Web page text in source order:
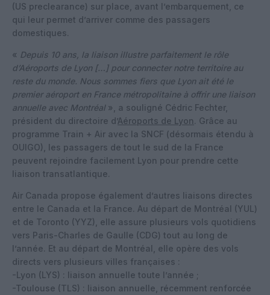
(US preclearance) sur place, avant l’embarquement, ce
qui leur permet d’arriver comme des passagers
domestiques.
« Depuis 10 ans, la liaison illustre parfaitement le rôle
d’Aéroports de Lyon […] pour connecter notre territoire au
reste du monde. Nous sommes fiers que Lyon ait été le
premier aéroport en France métropolitaine à offrir une liaison
annuelle avec Montréal», a souligné Cédric Fechter,
président du directoire d’Aéroports de Lyon. Grâce au
programme Train + Air avec la SNCF (désormais étendu à
OUIGO), les passagers de tout le sud de la France
peuvent rejoindre facilement Lyon pour prendre cette
liaison transatlantique.
Air Canada propose également d’autres liaisons directes
entre le Canada et la France. Au départ de Montréal (YUL)
et de Toronto (YYZ), elle assure plusieurs vols quotidiens
vers Paris-Charles de Gaulle (CDG) tout au long de
l’année. Et au départ de Montréal, elle opère des vols
directs vers plusieurs villes françaises :
-Lyon (LYS) : liaison annuelle toute l’année ;
-Toulouse (TLS) : liaison annuelle, récemment renforcée